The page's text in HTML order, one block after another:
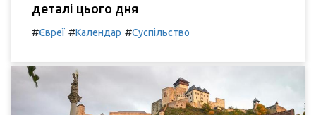
деталі цього дня
#Євреї #Календар #Суспільство